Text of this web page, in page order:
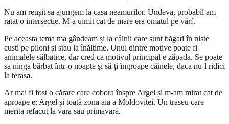
Nu am reușit sa ajungem la casa neamurilor. Undeva, probabil am
ratat o intersectie. M-a uimit cat de mare era omatul pe vârf.
Pe aceasta tema ma gândeam și la câinii care sunt băgați în niște
custi pe piloni și stau la înălțime. Unul dintre motive poate fi
animalele sălbatice, dar cred ca motivul principal e zăpada. Se poate
sa ninga bărbat într-o noapte și să-ți îngroape câinele, daca nu-l ridici
la terasa.
Ar mai fi fost o cărare care cobora înspre Argel și m-am mirat cat de
aproape e: Argel și toată zona aia a Moldovitei. Un traseu care
merita refacut la vara sau primavara.